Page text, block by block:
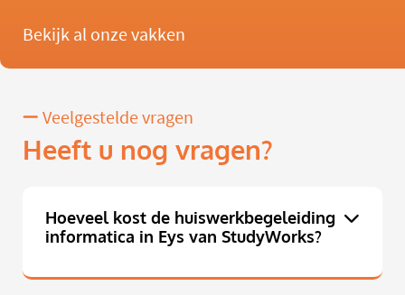
Bekijk al onze vakken
Veelgestelde vragen
Heeft u nog vragen?
Hoeveel kost de huiswerkbegeleiding
informatica in Eys van StudyWorks?